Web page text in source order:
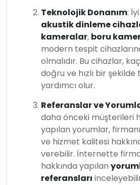
Teknolojik Donanım
akustik dinleme
kameralar, boru
modern tespit
olmalıdır. Bu cihazlar,
doğru ve hızlı bir
yardımcı olur.
Referanslar ve
daha önceki müşterileri
yapılan yorumlar,
ve hizmet kalitesi
verebilir. İnternette
hakkında yapılan
referansları